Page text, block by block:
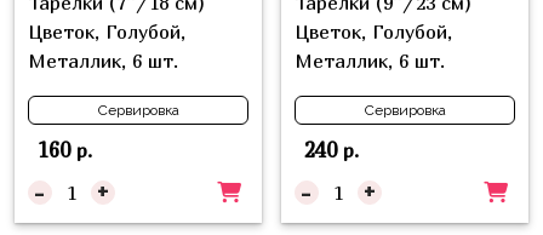
Цветок, Голубой,
Металлик, 6 шт.
Сервировка
160р.
- +
Цветок, Голубой,
Металлик, 6 шт.
Сервировка
240р.
- +
Фольгированные
фигуры
Готовые
из
шаров
Холодное
Сердце
Мой
Маленький
Пони
Губка
Боб